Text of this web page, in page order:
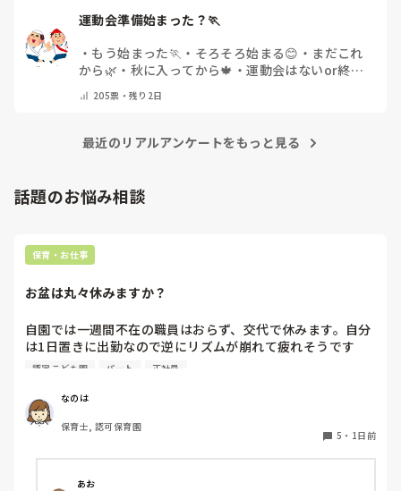
運動会準備始まった？🏃
・ もう始まった🏃 ・ そろそろ始まる😊 ・ まだこれ
から🌿 ・ 秋に入ってから🍁 ・運動会はないor終わ
った✨
その他(コメントで教えてください)
205票・残り2日
最近のリアルアンケートをもっと見る
話題のお悩み相談
保育・お仕事
お盆は丸々休みますか？
自園では一週間不在の職員はおらず、交代で休みます。自分
は1日置きに出勤なので逆にリズムが崩れて疲れそうです
(^^;)
皆さんの園はいかがですか？
認定こども園 パート 正社員
なのは
保育士, 認可保育園
5 ・ 1日前
あお